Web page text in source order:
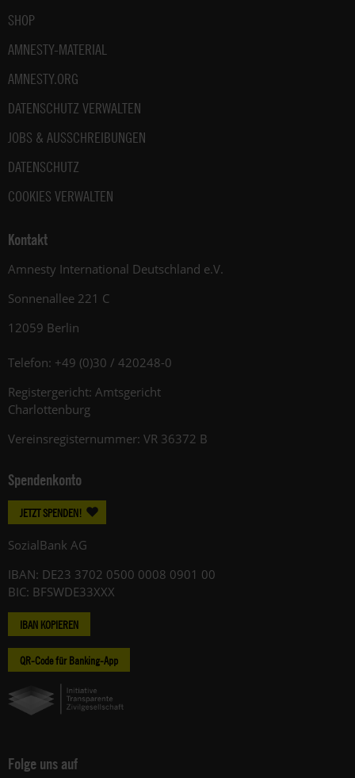
SHOP
AMNESTY-MATERIAL
AMNESTY.ORG
DATENSCHUTZ VERWALTEN
JOBS & AUSSCHREIBUNGEN
DATENSCHUTZ
COOKIES VERWALTEN
Kontakt
Amnesty International Deutschland e.V.
Sonnenallee 221 C
12059 Berlin
Telefon: +49 (0)30 / 420248-0
Registergericht: Amtsgericht
Charlottenburg
Vereinsregisternummer: VR 36372 B
Spendenkonto
JETZT SPENDEN!
SozialBank AG
IBAN: DE23 3702 0500 0008 0901 00
BIC: BFSWDE33XXX
IBAN KOPIEREN
QR-Code für Banking-App
Folge uns auf